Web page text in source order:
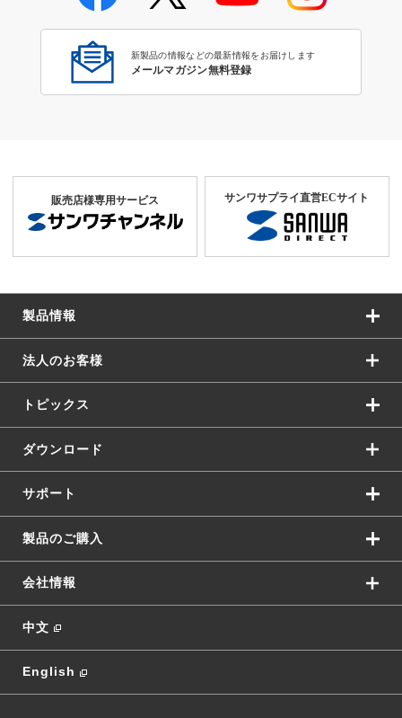
新製品の情報などの最新情報をお届けします
メールマガジン無料登録
販売店様専用サービス サンワサプライ直営ECサイト
製品情報
法人のお客様
トピックス
ダウンロード
サポート
製品のご購入
会社情報
中文
English